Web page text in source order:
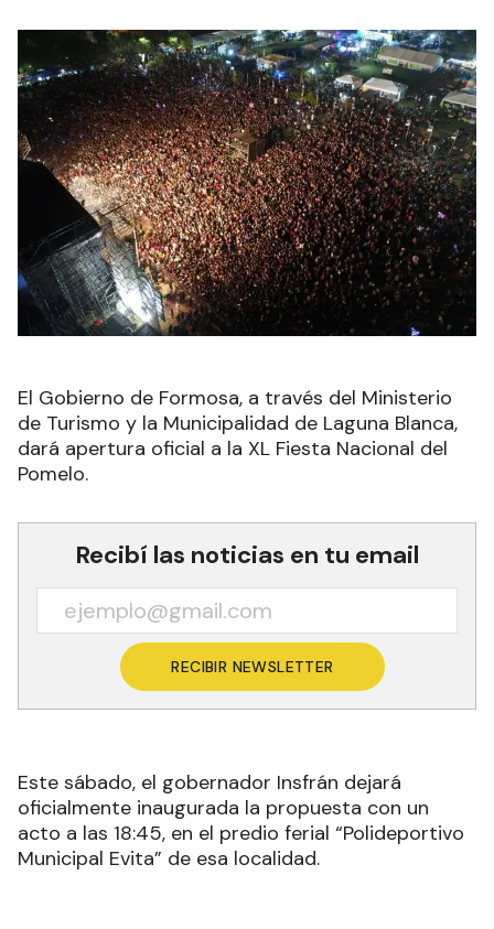
El Gobierno de Formosa, a través del Ministerio
de Turismo y la Municipalidad de Laguna Blanca,
dará apertura oficial a la XL Fiesta Nacional del
Pomelo.
Recibí las noticias en tu email
RECIBIR NEWSLETTER
Este sábado, el gobernador Insfrán dejará
oficialmente inaugurada la propuesta con un
acto a las 18:45, en el predio ferial “Polideportivo
Municipal Evita” de esa localidad.